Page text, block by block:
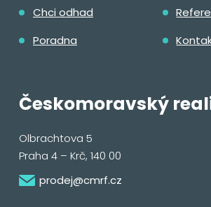
Chci odhad
Poradna
Českomoravský
Olbrachtova 5
Praha 4 – Krč, 140 00
prodej@cmrf.cz